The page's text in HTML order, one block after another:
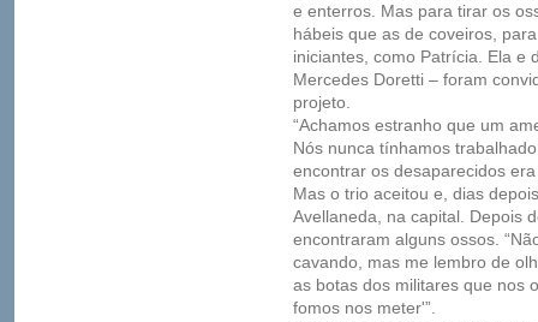
e enterros. Mas para tirar os
hábeis que as de coveiros,
iniciantes, como Patrícia. Ela e
Mercedes Doretti – foram
projeto.
“Achamos estranho que um
Nós nunca tínhamos
encontrar os desaparecidos
Mas o trio aceitou e, dias
Avellaneda, na capital. Depois
encontraram alguns ossos.
cavando, mas me lembro de
as botas dos militares que nos
fomos nos meter'”.